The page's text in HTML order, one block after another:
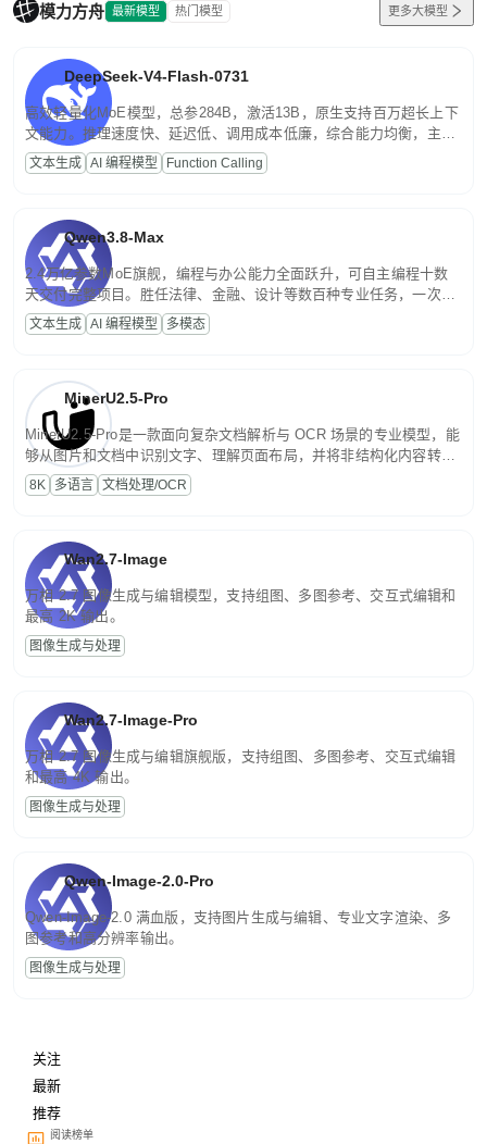
模力方舟 最新模型 热门模型 更多大模型
DeepSeek-V4-Flash-0731
高效轻量化MoE模型，总参284B，激活13B，原生支持百万超长上下
文能力。推理速度快、延迟低、调用成本低廉，综合能力均衡，主打
高并发、轻量化任务，适合日常对话、内容创作、基础 RAG、批量
文案处理等普惠刚需场景。
文本生成 AI 编程模型 Function Calling
Qwen3.8-Max
2.4万亿参数MoE旗舰，编程与办公能力全面跃升，可自主编程十数
天交付完整项目。胜任法律、金融、设计等数百种专业任务，一次对
话端到端交付生产级成果。原生视觉理解贯穿规划、执行与验证全流
程，支持超长文档与长视频的深度语义解析。长程任务中自主规划与
文本生成 AI 编程模型 多模态
MinerU2.5-Pro
MinerU2.5-Pro是一款面向复杂文档解析与 OCR 场景的专业模型，能
够从图片和文档中识别文字、理解页面布局，并将非结构化内容转换
为便于存储、检索和二次处理的结构化结果。
8K 多语言 文档处理/OCR
Wan2.7-Image
万相 2.7 图像生成与编辑模型，支持组图、多图参考、交互式编辑和
最高 2K 输出。
图像生成与处理
Wan2.7-Image-Pro
万相 2.7 图像生成与编辑旗舰版，支持组图、多图参考、交互式编辑
和最高 4K 输出。
图像生成与处理
Qwen-Image-2.0-Pro
Qwen-Image-2.0 满血版，支持图片生成与编辑、专业文字渲染、多
图参考和高分辨率输出。
图像生成与处理
关注
最新
推荐
阅读榜单